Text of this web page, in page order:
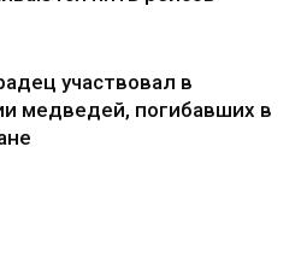
участвовал в
медведей, погибавших в